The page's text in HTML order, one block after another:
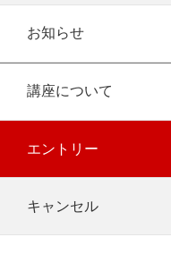
お知らせ
講座について
エントリー
キャンセル